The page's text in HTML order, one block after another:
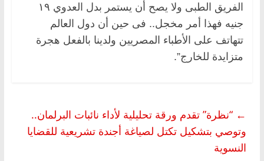
الفريق الطبى ولا يصح أن يستمر بدل العدوي ١٩
جنيه فهذا أمر مخجل.. فى حين أن دول العالم
تتهاتف على الأطباء المصريين ولدينا بالفعل هجرة
متزايدة للخارج”.
← “نظرة” تقدم ورقة تحليلية لأداء نائبات البرلمان..
وتوصي بتشكيل تكتل لصياغة أجندة تشريعية للقضايا
النسوية